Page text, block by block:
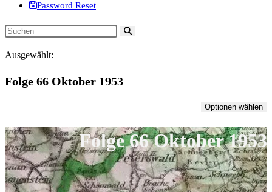
Password Reset
Diese
durchsuchen
Ausgewählt:
Folge 66 Oktober 1953
Optionen wählen
Folge 66 Oktober 1953